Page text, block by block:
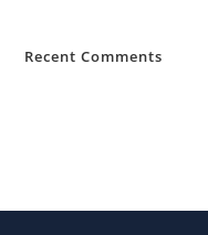
Recent Comments